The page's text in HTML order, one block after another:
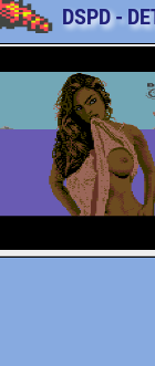
DSPD -